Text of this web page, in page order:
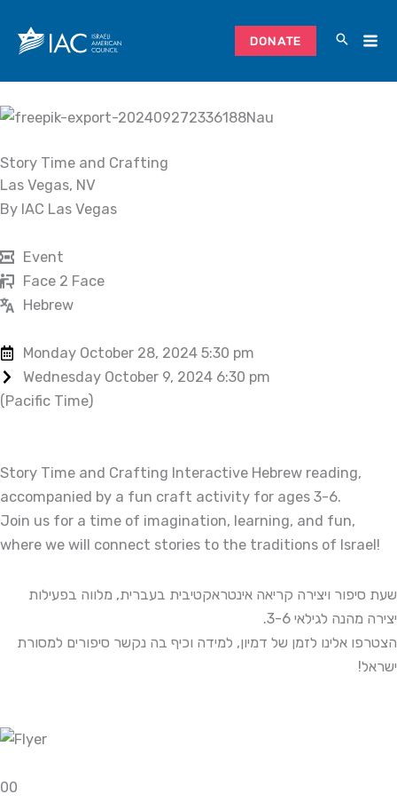
content
DONATE
Story Time and Crafting
Las Vegas, NV
By IAC Las Vegas
Event
Face 2 Face
Hebrew
Monday October 28, 2024 5:30 pm
Wednesday October 9, 2024 6:30 pm
(Pacific Time)
Story Time and Crafting Interactive Hebrew reading,
accompanied by a fun craft activity for ages 3-6.
Join us for a time of imagination, learning, and fun,
where we will connect stories to the traditions of Israel!
שעת סיפור ויצירה קריאה אינטראקטיבית בעברית, מלווה בפעילות
יצירה מהנה לגילאי 3-6.
הצטרפו אלינו לזמן של דמיון, למידה וכיף בה נקשר סיפורים למסורת
ישראל!
00